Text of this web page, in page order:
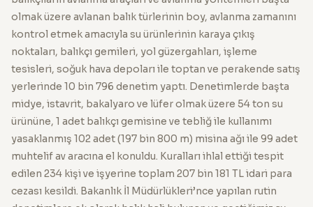
olmak üzere avlanan balık türlerinin boy, avlanma zamanını
kontrol etmek amacıyla su ürünlerinin karaya çıkış
noktaları, balıkçı gemileri, yol güzergahları, işleme
tesisleri, soğuk hava depoları ile toptan ve perakende satış
yerlerinde 10 bin 796 denetim yaptı. Denetimlerde başta
midye, istavrit, bakalyaro ve lüfer olmak üzere 54 ton su
ürününe, 1 adet balıkçı gemisine ve tebliğ ile kullanımı
yasaklanmış 102 adet (197 bin 800 m) misina ağı ile 99 adet
muhtelif av aracına el konuldu. Kuralları ihlal ettiği tespit
edilen 234 kişi ve işyerine toplam 207 bin 181 TL idari para
cezası kesildi. Bakanlık İl Müdürlükleri’nce yapılan rutin